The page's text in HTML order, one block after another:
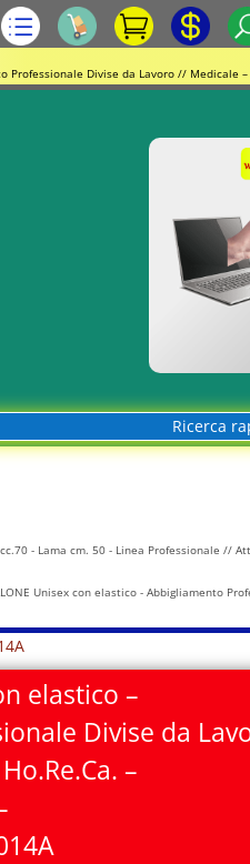
Professionale Divise da Lavoro // Medicale –
Ricerca
- Lama cm. 50 - Linea Professionale //
Unisex con elastico - Abbigliamento
elastico –
Divise da
–